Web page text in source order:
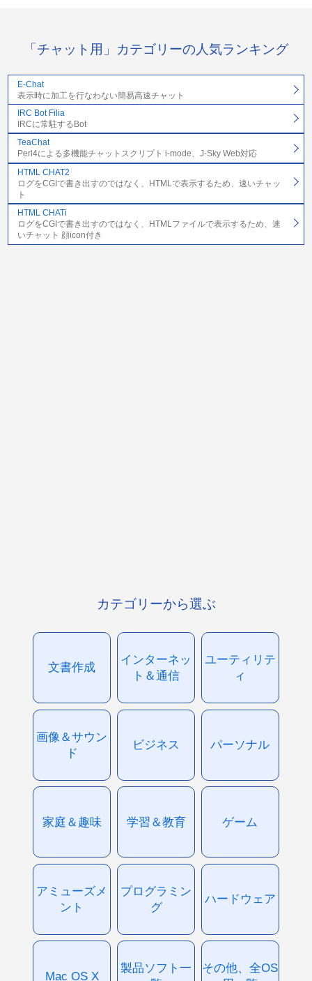
「チャット用」カテゴリーの人気ランキング
E-Chat
表示時に加工を行なわない簡易高速チャット
IRC Bot Filia
IRCに常駐するBot
TeaChat
Perl4による多機能チャットスクリプト i-mode、J-Sky Web対応
HTML CHAT2
ログをCGIで書き出すのではなく、HTMLで表示するため、速いチャッ
ト
HTML CHATi
ログをCGIで書き出すのではなく、HTMLファイルで表示するため、速
いチャット 顔icon付き
カテゴリーから選ぶ
文書作成
インターネッ
ト＆通信
ユーティリテ
ィ
画像＆サウン
ド
ビジネス パーソナル
家庭＆趣味 学習＆教育 ゲーム
アミューズメ
ント
プログラミン
グ
ハードウェア
Mac OS X
製品ソフト一
その他、全OS